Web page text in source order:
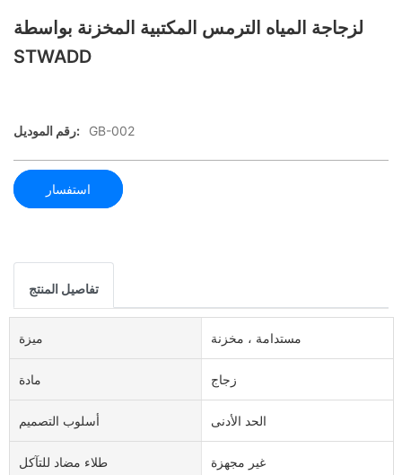
لزجاجة المياه الترمس المكتبية المخزنة بواسطة
STWADD
رقم الموديل: GB-002
استفسار
تفاصيل المنتج
ميزة مستدامة ، مخزنة
مادة زجاج
أسلوب التصميم الحد الأدنى
طلاء مضاد للتآكل غير مجهزة